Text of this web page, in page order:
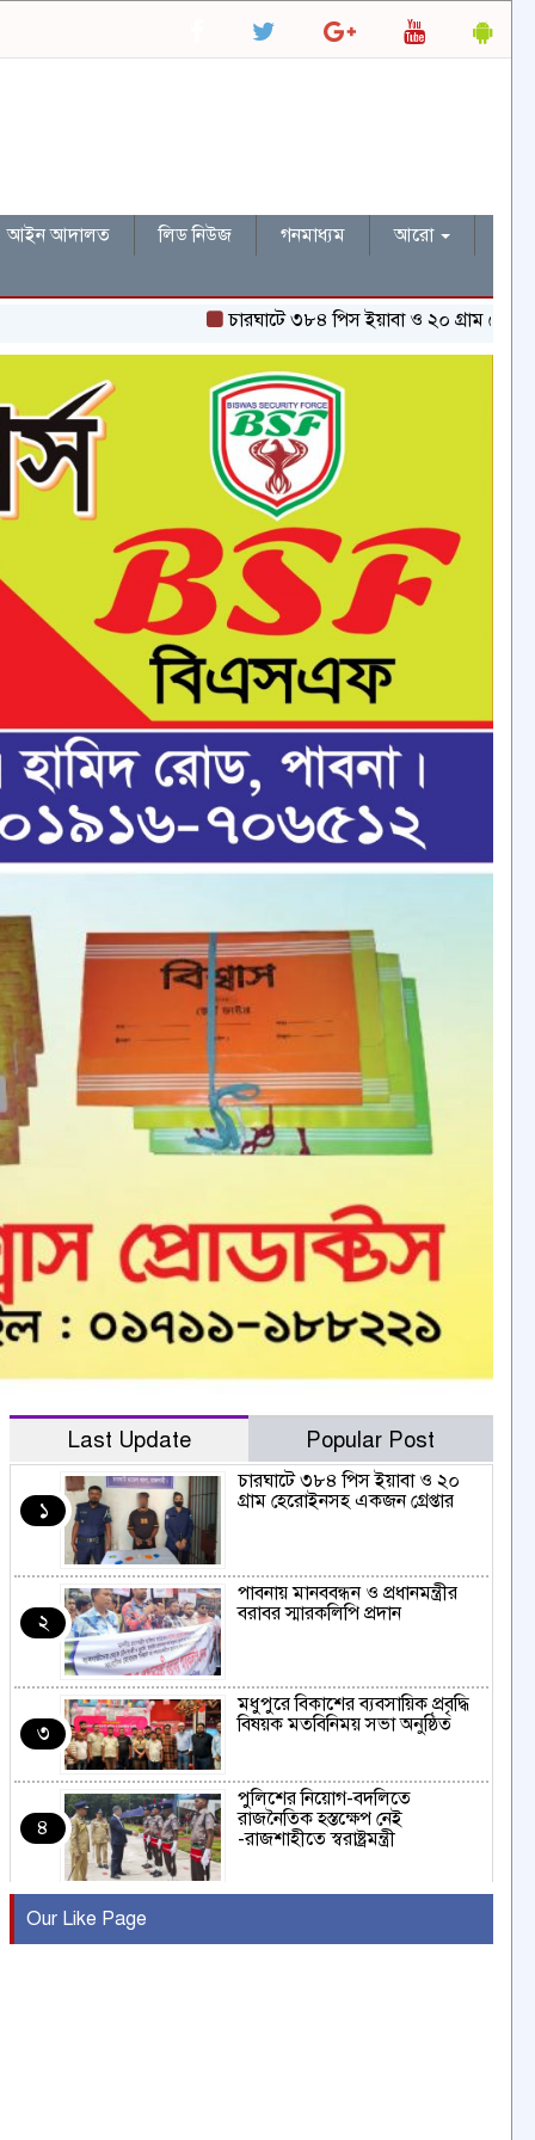
আইন আদালত লিড নিউজ গনমাধ্যম
আরো
চারঘাটে ৩৮৪ পিস ইয়াবা ও ২০ গ্রাম হেরোইনসহ একজন
Last Update Popular Post
১
চারঘাটে ৩৮৪ পিস ইয়াবা ও ২০
গ্রাম হেরোইনসহ একজন গ্রেপ্তার
২
পাবনায় মানববন্ধন ও প্রধানমন্ত্রীর
বরাবর স্মারকলিপি প্রদান
৩
মধুপুরে বিকাশের ব্যবসায়িক প্রবৃদ্ধি
বিষয়ক মতবিনিময় সভা অনুষ্ঠিত
৪
পুলিশের নিয়োগ-বদলিতে
রাজনৈতিক হস্তক্ষেপ নেই
-রাজশাহীতে স্বরাষ্ট্রমন্ত্রী
৫
Our Like Page